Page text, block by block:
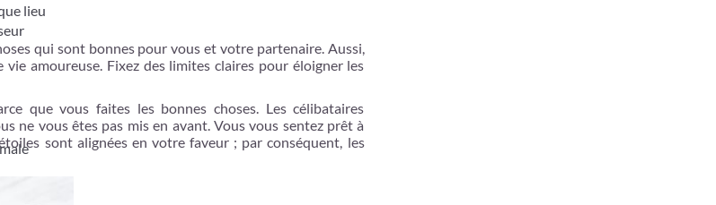
lieu
qui sont bonnes pour vous et votre partenaire. Aussi,
amoureuse. Fixez des limites claires pour éloigner les
que vous faites les bonnes choses. Les célibataires
ne vous êtes pas mis en avant. Vous vous sentez prêt à
sont alignées en votre faveur ; par conséquent, les